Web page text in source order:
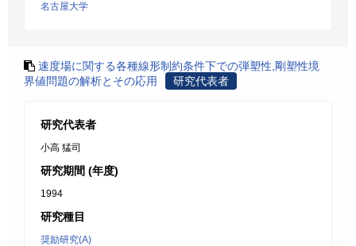
名古屋大学
速度場に関する各種線形制約条件下での弾塑性,剛塑性境
界値問題の解析とその応用
研究代表者
研究代表者
小高 猛司
研究期間 (年度)
1994
研究種目
奨励研究(A)